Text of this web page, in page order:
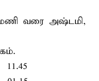
மணி வரை அஷ்டமி,